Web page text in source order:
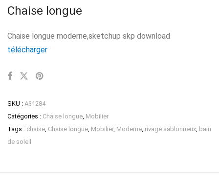
Chaise longue
Chaise longue moderne,sketchup skp download
télécharger
SKU : A31284
Catégories : Chaise longue, Mobilier
Tags : chaise, Chaise longue, Mobilier, Moderne, rivage sablonneux, bain
de soleil